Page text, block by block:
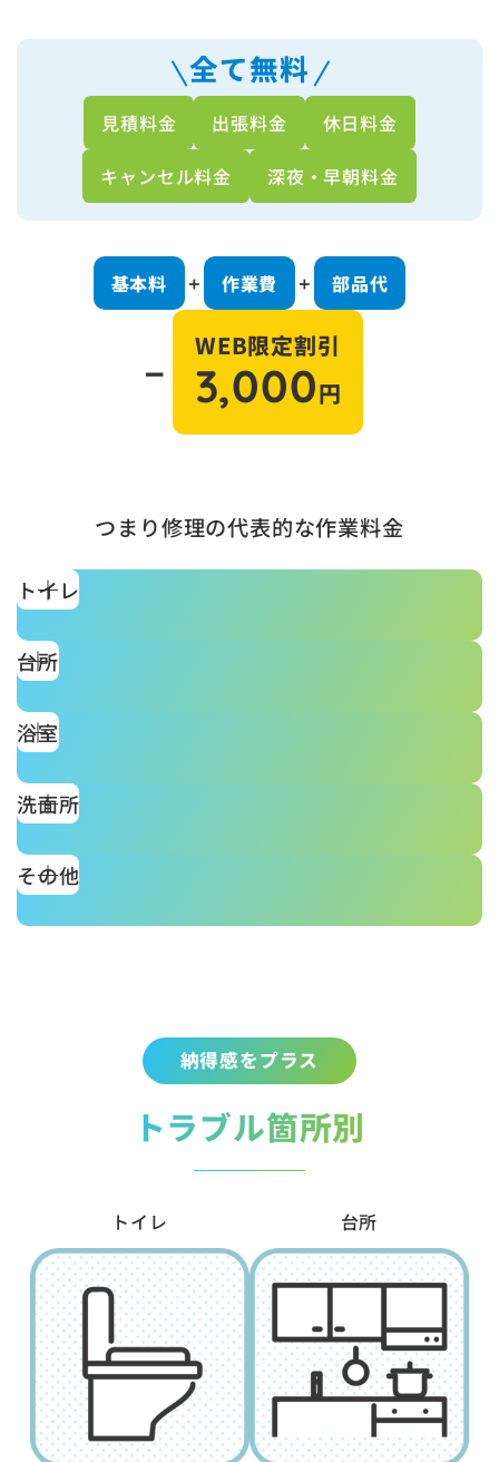
見積料金 出張料金
休日料金
キャンセル料金
深夜・早朝料金
全て無料
基本料 ＋ 作業費 ＋ 部品代
－
WEB限定割引
3,000円
つまり修理の代表的な作業料金
トイレ
台所
浴室
洗面所
その他
納得感をプラス
トラブル箇所別
トイレ 台所